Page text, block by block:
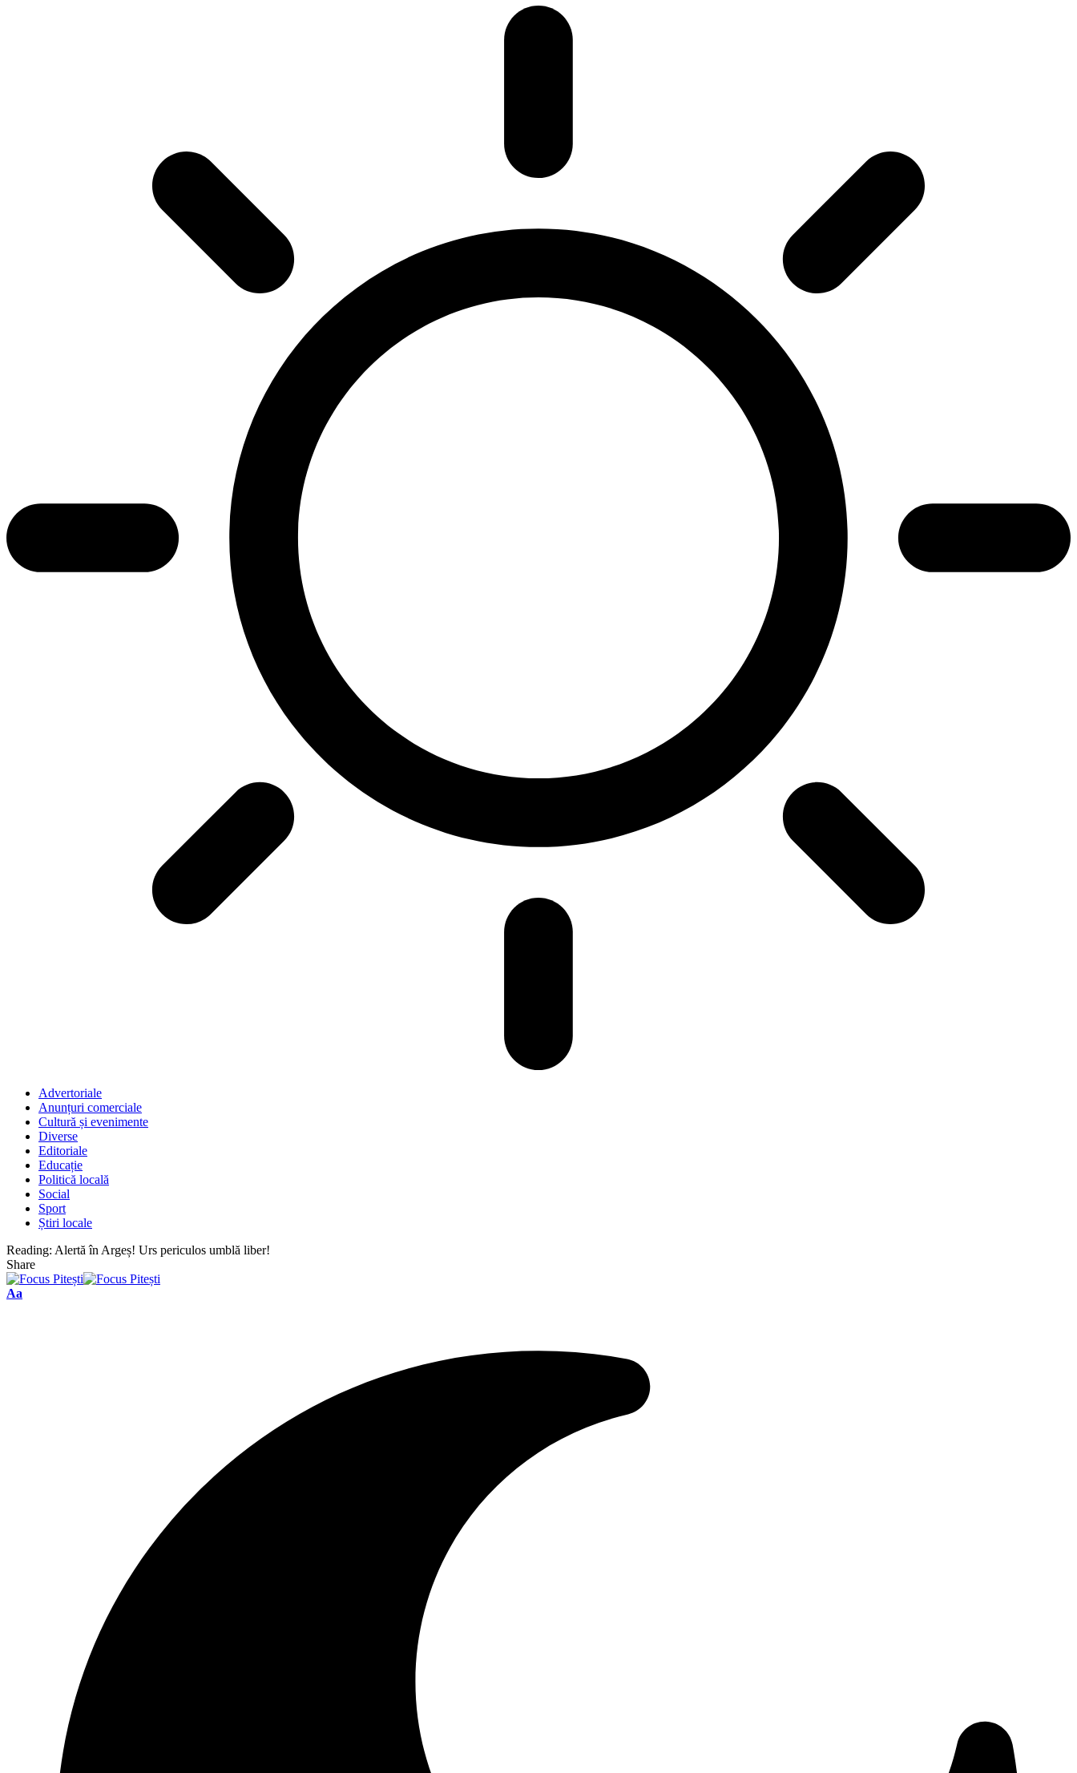
Advertoriale
Anunțuri comerciale
Cultură și evenimente
Diverse
Editoriale
Educație
Politică locală
Social
Sport
Știri locale
Reading: Alertă în Argeș! Urs periculos umblă liber!
Share
Font
Aa